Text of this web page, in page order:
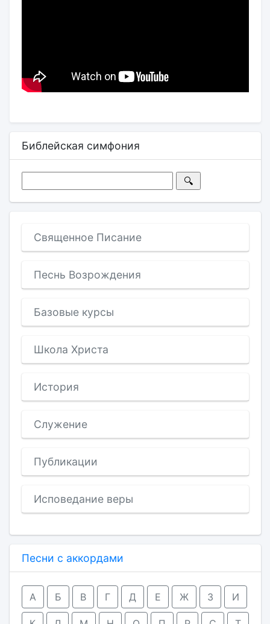
Библейская симфония
Священное Писание
Песнь Возрождения
Базовые курсы
Школа Христа
История
Служение
Публикации
Исповедание веры
Песни с аккордами
А Б В Г Д Е Ж З И